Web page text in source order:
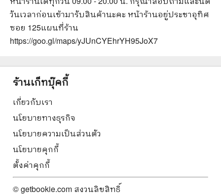
วันเวลาก่อนเข้ามารับสินค้านะคะ หน้าร้านอยู่ประชาอุทิศ
ซอย 125แผนที่ร้าน
https://goo.gl/maps/yJUnCYEhrYH95JoX7
ร้านเก็ทบุ๊คกี้
เกี่ยวกับเรา
นโยบายทางธุรกิจ
นโยบายความเป็นส่วนตัว
นโยบายคุกกี้
ตั้งค่าคุกกี้
© getbookie.com สงวนลิขสิทธิ์